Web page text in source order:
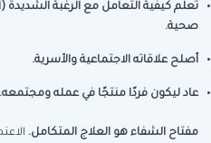
تعلم كيفية التعامل مع الرغبة الشديدة
صحية.
أصلح علاقاته الاجتماعية والأسرية.
عاد ليكون فردًا منتجًا في عمله ومجتمعه.
مفتاح الشفاء هو العلاج المتكامل.